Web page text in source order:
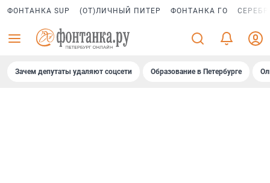
ФОНТАНКА SUP (ОТ)ЛИЧНЫЙ ПИТЕР ФОНТАНКА ГО
Зачем депутаты удаляют соцсети Образование в Петербурге